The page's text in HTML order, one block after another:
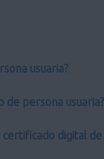
usuaria?
de persona usuaria?
digital de